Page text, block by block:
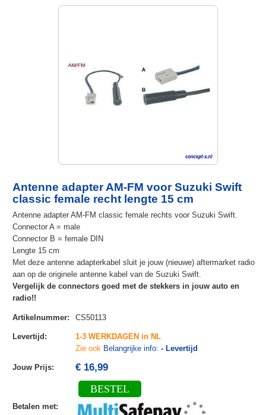
Antenne adapter AM-FM voor Suzuki Swift
classic female recht lengte 15 cm
Antenne adapter AM-FM classic female rechts voor Suzuki Swift.
Connector A = male
Connector B = female DIN
Lengte 15 cm
Met deze antenne adapterkabel sluit je jouw (nieuwe) aftermarket radio
aan op de originele antenne kabel van de Suzuki Swift.
Vergelijk de connectors goed met de stekkers in jouw auto en
radio!!
Artikelnummer: CS50113
Levertijd :
1-3 WERKDAGEN in NL
Zie ook Belangrijke info: - Levertijd
Jouw Prijs: € 16,99
BESTEL
Betalen met: